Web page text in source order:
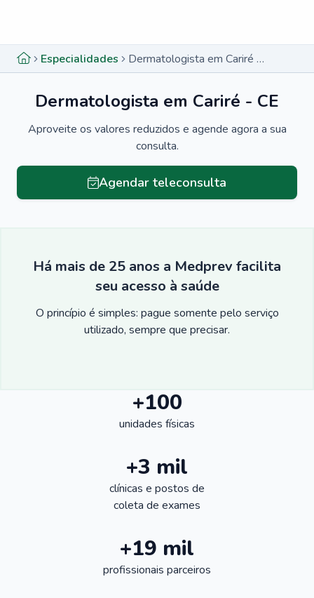
Especialidades Dermatologista em Cariré - CE
Dermatologista em Cariré - CE
Aproveite os valores reduzidos e agende agora a sua
consulta.
Agendar teleconsulta
Há mais de 25 anos a Medprev facilita
seu acesso à saúde
O princípio é simples: pague somente pelo serviço
utilizado, sempre que precisar.
+100
unidades físicas
+3 mil
clínicas e postos de
coleta de exames
+19 mil
profissionais parceiros